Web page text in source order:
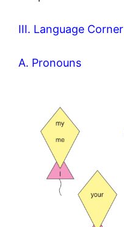
III. Language Corner
A. Pronouns